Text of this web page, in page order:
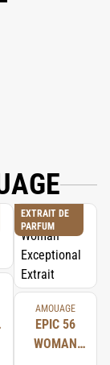
FARNESOL,
EXTRAIT DE
PARFUM
AMOUAGE
EPIC 56
WOMAN